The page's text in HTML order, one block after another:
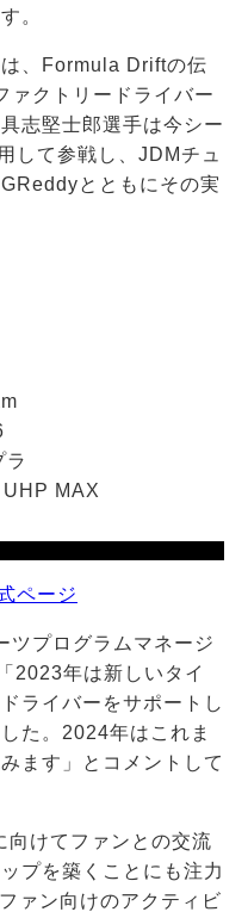
。
、Formula Driftの伝
ァクトリードライバー
志堅士郎選手は今シー
して参戦し、JDMチュ
とともにその実
ラ
MAX
ページ
ツプログラムマネージ
2023年は新しいタイ
ライバーをサポートし
た。2024年はこれま
ます」とコメントして
けてファンとの交流
プを築くことにも注力
ァン向けのアクティビ